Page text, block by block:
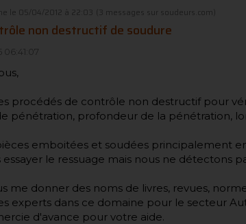
le 05/04/2012 à 22:03 (3 messages sur soudeurs.com)
non destructif de soudure
06:41:07
procédés de contrôle non destructif pour
pénétration, profondeur de la pénétration,
emboitées et soudées principalement
essayer le ressuage mais nous ne détectons
me donner des noms de livres, revues,
experts dans ce domaine pour le secteur
d'avance pour votre aide.